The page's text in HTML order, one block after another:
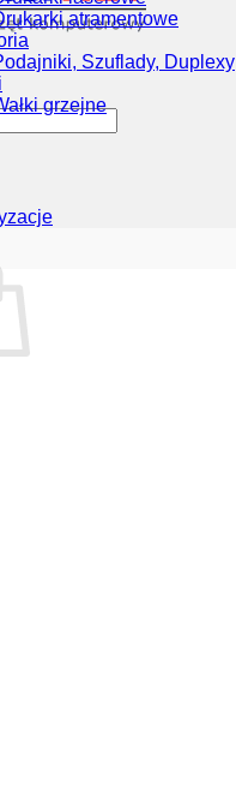
atramentowe
Szuflady, Duplexy
grzejne